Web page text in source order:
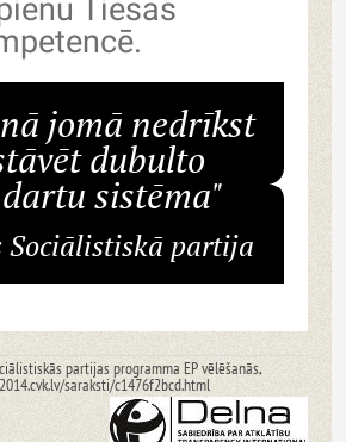
Tiesas
jomā nedrīkst
dubulto
sistēma"
Sociālistiskā partija
partijas programma EP vēlēšanās,
saraksti/c1476f2bcd.html